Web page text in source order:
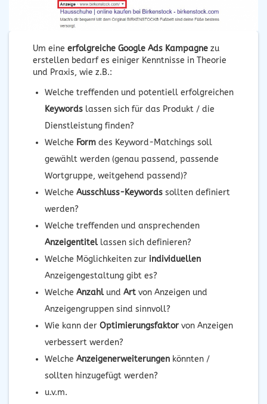
Um eine erfolgreiche Google Ads Kampagne zu
erstellen bedarf es einiger Kenntnisse in Theorie
und Praxis, wie z.B.:
Welche treffenden und potentiell erfolgreichen
Keywords lassen sich für das Produkt / die
Dienstleistung finden?
Welche Form des Keyword-Matchings soll
gewählt werden (genau passend, passende
Wortgruppe, weitgehend passend)?
Welche Ausschluss-Keywords sollten definiert
werden?
Welche treffenden und ansprechenden
Anzeigentitellassen sich definieren?
Welche Möglichkeiten zur individuellen
Anzeigengestaltung gibt es?
Welche Anzahlund Art von Anzeigen und
Anzeigengruppen sind sinnvoll?
Wie kann der Optimierungsfaktor von Anzeigen
verbessert werden?
Welche Anzeigenerweiterungen könnten /
sollten hinzugefügt werden?
u.v.m.